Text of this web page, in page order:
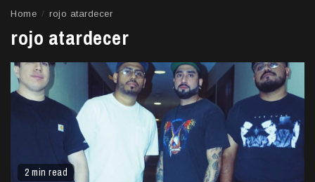
Home rojo atardecer
rojo atardecer
2 min read